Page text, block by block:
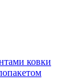
ковки